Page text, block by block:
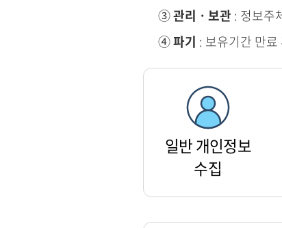
③관리ㆍ보관 : 정보주
④파기 : 보유기간 만료
일반 개인정보
수집